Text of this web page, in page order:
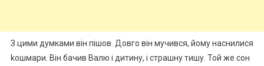
З цими думками він пішов. Довго він мучився, йому наснилися
kошмари. Він бачив Валю і дитину, і страшну тишу. Той же сон